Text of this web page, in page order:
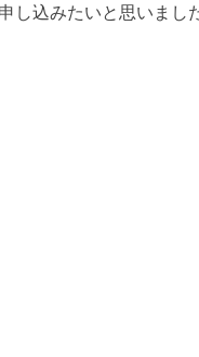
し込みたいと思いまし